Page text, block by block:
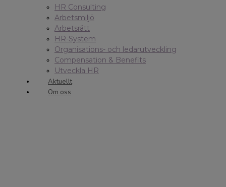
HR Consulting
Arbetsmiljö
Arbetsrätt
HR-System
Organisations- och ledarutveckling
Compensation & Benefits
Utveckla HR
Aktuellt
Om oss